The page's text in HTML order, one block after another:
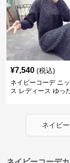
¥7,540 (税込)
ネイビーコーデ ニ
ス レディース ゆっ
ネイビ